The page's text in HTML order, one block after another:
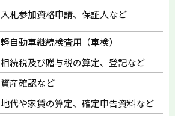
入札参加資格申請、保証人など
軽自動車継続検査用（車検）
相続税及び贈与税の算定、登記など
資産確認など
地代や家賃の算定、確定申告資料など